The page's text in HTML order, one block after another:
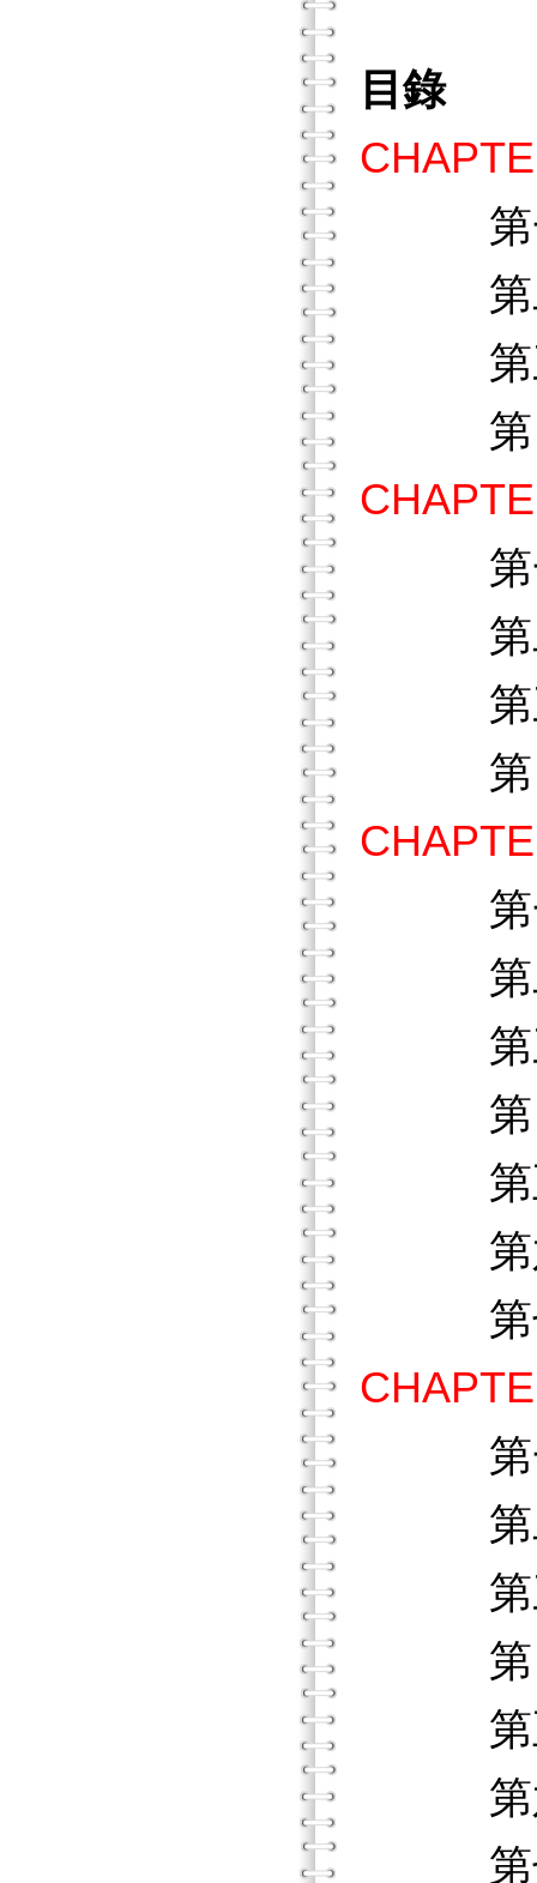
目錄
第二
第三
第四
第二
第三
第四
第二
第三
第四
第五
第六
第七
第二
第三
第四
第五
第六
第七